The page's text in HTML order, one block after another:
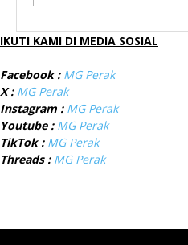
IKUTI KAMI DI MEDIA SOSIAL
Facebook : MG Perak
X : MG Perak
Instagram : MG Perak
Youtube : MG Perak
TikTok : MG Perak
Threads : MG Perak